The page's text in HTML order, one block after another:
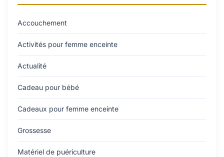
Accouchement
Activités pour femme enceinte
Actualité
Cadeau pour bébé
Cadeaux pour femme enceinte
Grossesse
Matériel de puériculture